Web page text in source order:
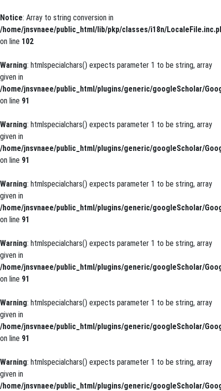
Notice: Array to string conversion in
/home/jnsvnaee/public_html/lib/pkp/classes/i18n/
on line 102
Warning: htmlspecialchars() expects parameter 1 to be string, array
given in
/home/jnsvnaee/public_html/plugins/generic/googleScholar/
on line 91
Warning: htmlspecialchars() expects parameter 1 to be string, array
given in
/home/jnsvnaee/public_html/plugins/generic/googleScholar/
on line 91
Warning: htmlspecialchars() expects parameter 1 to be string, array
given in
/home/jnsvnaee/public_html/plugins/generic/googleScholar/
on line 91
Warning: htmlspecialchars() expects parameter 1 to be string, array
given in
/home/jnsvnaee/public_html/plugins/generic/googleScholar/
on line 91
Warning: htmlspecialchars() expects parameter 1 to be string, array
given in
/home/jnsvnaee/public_html/plugins/generic/googleScholar/
on line 91
Warning: htmlspecialchars() expects parameter 1 to be string, array
given in
/home/jnsvnaee/public_html/plugins/generic/googleScholar/